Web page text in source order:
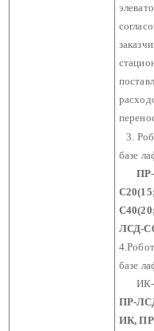
3.
базе
ЛСД-
базе
ИК-
ПР-
ИК,